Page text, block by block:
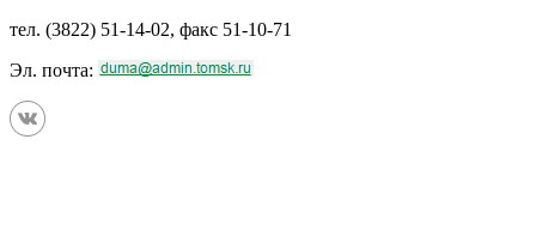
тел. (3822) 51-14-02, факс 51-10-71
Эл. почта: